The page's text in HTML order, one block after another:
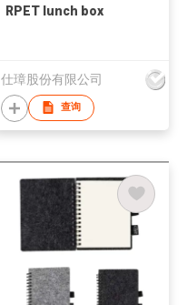
RPET lunch box
仕璋股份有限公司
查询